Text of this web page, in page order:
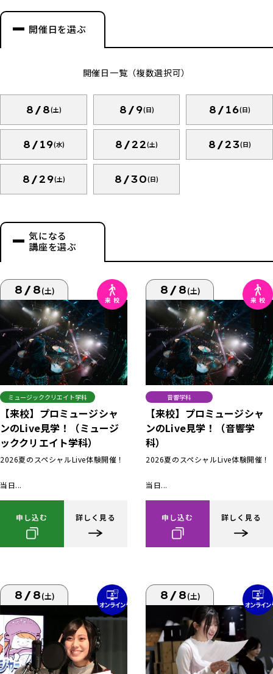
開催日を選ぶ
開催日一覧（複数選択可）
8/8(土) 8/9(日) 8/16(日)
8/19(水) 8/22(土) 8/23(日)
8/29(土) 8/30(日)
気になる
講座を選ぶ
8/8(土)
ミュージッククリエイト学科
【来校】プロミュージシャ
ンのLive見学！（ミュージ
ッククリエイト学科）
2026夏のスペシャルLive体験開催！
当日...
申し込む 詳しく見る
8/8(土)
音響学科
【来校】プロミュージシャ
ンのLive見学！（音響学
科）
2026夏のスペシャルLive体験開催！
当日...
申し込む 詳しく見る
8/8(土) 8/8(土)